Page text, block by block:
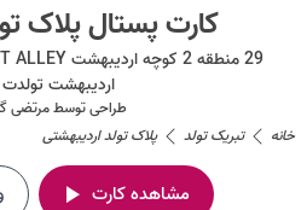
کارت پستال پلاک
اردیبهشت
طراحی توسطمرتضی
خانه
تبریک تولد پلاک تولد اردیبهشتی
مشاهده کارت